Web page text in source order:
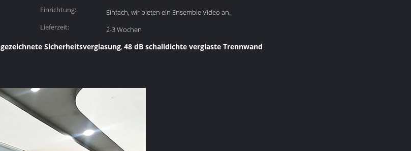
Einrichtung:
Einfach, wir bieten ein Ensemble Video an.
Lieferzeit:
2-3 Wochen
Sicherheitsverglasung, 48 dB schalldichte verglaste Trennwand